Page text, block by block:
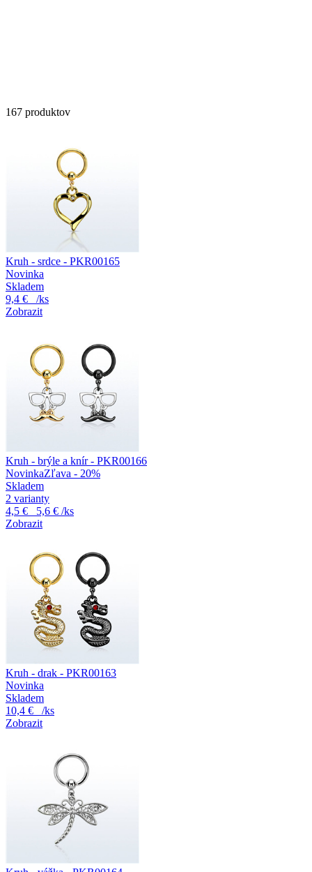
167 produktov
Kruh - srdce - PKR00165
Novinka
Skladem
9,4 €
/ks
Zobrazit
Kruh - brýle a knír - PKR00166
NovinkaZľava - 20%
Skladem
2 varianty
4,5 €
5,6 € /ks
Zobrazit
Kruh - drak - PKR00163
Novinka
Skladem
10,4 €
/ks
Zobrazit